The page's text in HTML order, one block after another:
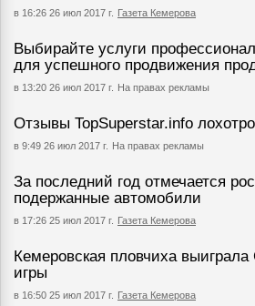
в 16:26 26 июл 2017 г. Газета Кемерова
Выбирайте услуги
для успешного продвижения
в 13:20 26 июл 2017 г. На правах рекламы
Отзывы TopSuperstar.info
в 9:49 26 июл 2017 г. На правах рекламы
За последний год отмечается
подержанные автомобили
в 17:26 25 июл 2017 г. Газета Кемерова
Кемеровская пловчиха
игры
в 16:50 25 июл 2017 г. Газета Кемерова